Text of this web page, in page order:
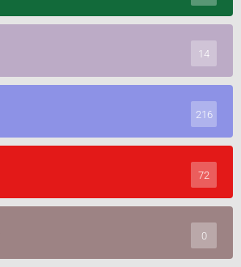
14
216
72
0